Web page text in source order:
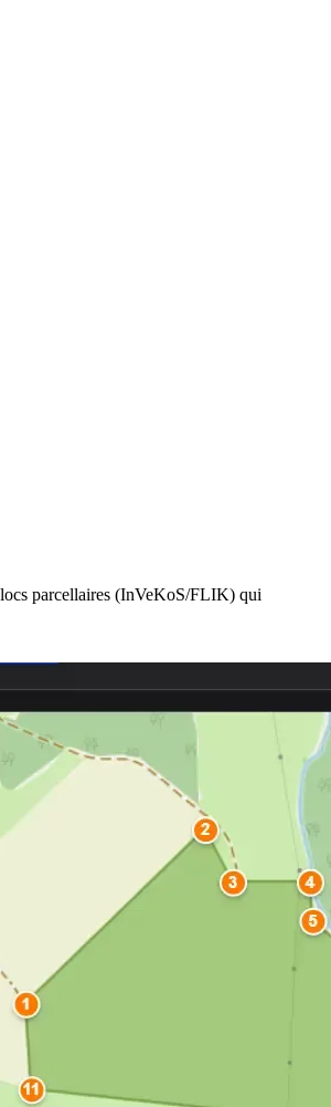
parcellaires (InVeKoS/FLIK) qui